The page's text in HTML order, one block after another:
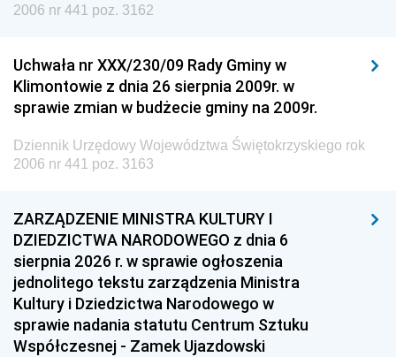
2006 nr 441 poz. 3162
Uchwała nr XXX/230/09 Rady Gminy w
Klimontowie z dnia 26 sierpnia 2009r. w
sprawie zmian w budżecie gminy na 2009r.
Dziennik Urzędowy Województwa Świętokrzyskiego rok
2006 nr 441 poz. 3163
ZARZĄDZENIE MINISTRA KULTURY I
DZIEDZICTWA NARODOWEGO z dnia 6
sierpnia 2026 r. w sprawie ogłoszenia
jednolitego tekstu zarządzenia Ministra
Kultury i Dziedzictwa Narodowego w
sprawie nadania statutu Centrum Sztuku
Współczesnej - Zamek Ujazdowski